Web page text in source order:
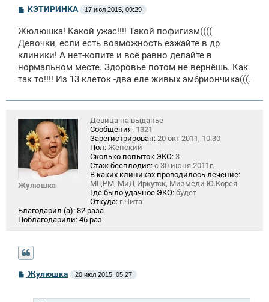
С
о
б
щ
н
и
КЭТИРИНКА 17 июл 2015, 09:29
Жюлюшка! Какой ужас!!!! Такой пофигизм((((
Девочки, если есть возможность езжайте в др
клиники! А нет-копите и всё равно делайте в
нормальном месте. Здоровье потом не вернёшь. Как
так то!!!! Из 13 клеток -два еле живых эмбриончика(((.
Жулюшка
Девица на выданье
Сообщения: 1321
Зарегистрирован: 20 окт 2011, 10:30
Пол: Женский
Сколько попыток ЭКО: 3
Стаж бесплодия: с 30 июня 2011г.
В каких клиниках проводилось лечение:
МЦРМ, МиД Иркутск, Мизмеди Ю.Корея
Где было удачное ЭКО: будет
Откуда: г.Чита
Благодарил (а): 82 раза
Поблагодарили: 46 раз
С
о
Жулюшка 20 июл 2015, 05:27